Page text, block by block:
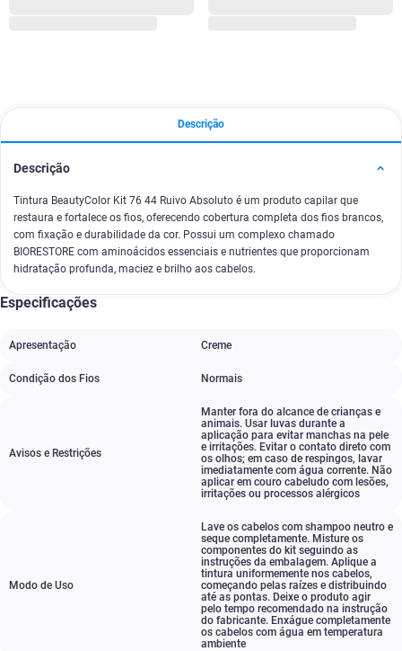
Descrição
Descrição
Tintura BeautyColor Kit 76 44 Ruivo Absoluto é um produto capilar que
restaura e fortalece os fios, oferecendo cobertura completa dos fios brancos,
com fixação e durabilidade da cor. Possui um complexo chamado
BIORESTORE com aminoácidos essenciais e nutrientes que proporcionam
hidratação profunda, maciez e brilho aos cabelos.
Especificações
Apresentação Creme
Condição dos Fios Normais
Avisos e Restrições
Manter fora do alcance de crianças e
animais. Usar luvas durante a
aplicação para evitar manchas na pele
e irritações. Evitar o contato direto com
os olhos; em caso de respingos, lavar
imediatamente com água corrente. Não
aplicar em couro cabeludo com lesões,
irritações ou processos alérgicos
Modo de Uso
Lave os cabelos com shampoo neutro e
seque completamente. Misture os
componentes do kit seguindo as
instruções da embalagem. Aplique a
tintura uniformemente nos cabelos,
começando pelas raízes e distribuindo
até as pontas. Deixe o produto agir
pelo tempo recomendado na instrução
do fabricante. Enxágue completamente
os cabelos com água em temperatura
ambiente